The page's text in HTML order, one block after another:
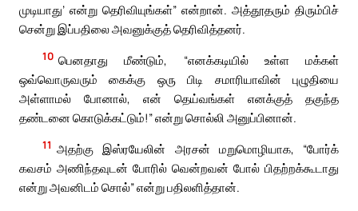
முடியாது’ என்று தெரிவியுங்கள்” என்றான். அத்தூதரும் திரும்பிச்
சென்று இப்பதிலை அவனுக்குத் தெரிவித்தனர்.
10 பெனதாது மீண்டும், “எனக்கடியில் உள்ள மக்கள்
ஒவ்வொருவரும் கைக்கு ஒரு பிடி சமாரியாவின் புழுதியை
அள்ளாமல் போனால், என் தெய்வங்கள் எனக்குத் தகுந்த
தண்டனை கொடுக்கட்டும்!” என்று சொல்லி அனுப்பினான்.
11 அதற்கு இஸ்ரயேலின் அரசன் மறுமொழியாக, “போர்க்
கவசம் அணிந்தவுடன் போரில் வென்றவன் போல் பிதற்றக்கூடாது
என்று அவனிடம் சொல்” என்று பதிலளித்தான்.